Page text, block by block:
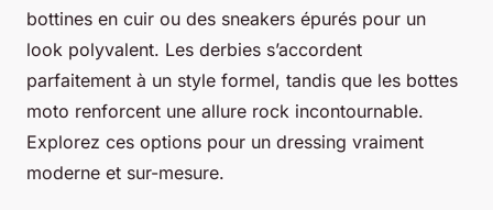
bottines en cuir ou des sneakers épurés pour un
look polyvalent. Les derbies s’accordent
parfaitement à un style formel, tandis que les bottes
moto renforcent une allure rock incontournable.
Explorez ces options pour un dressing vraiment
moderne et sur-mesure.